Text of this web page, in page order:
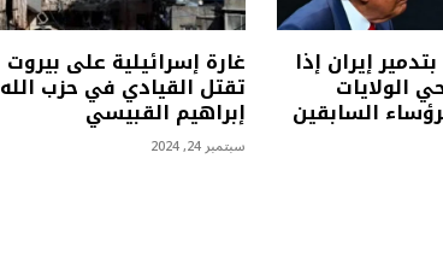
إيران إذا
الولايات
السابقين
غارة إسرائيلية على بيروت
تقتل القيادي في حزب الله
إبراهيم القبيسي
سبتمبر 24, 2024